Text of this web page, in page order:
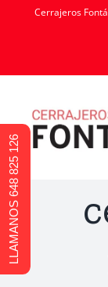
Cerrajeros
LLAMANOS 648 825 126